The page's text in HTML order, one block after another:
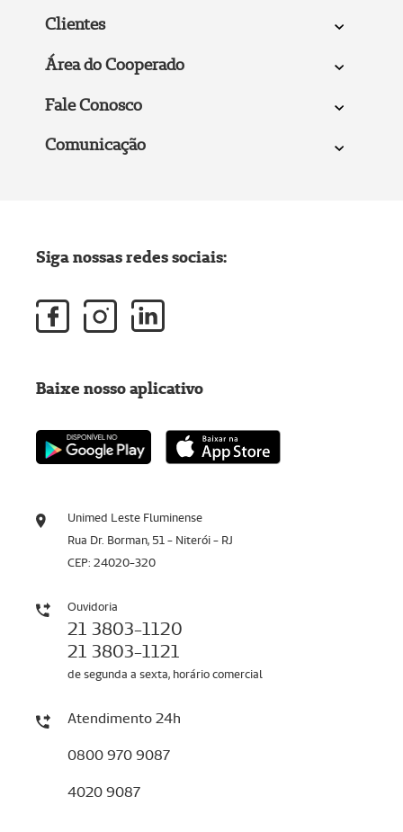
Clientes
Área do Cooperado
Fale Conosco
Comunicação
Unimed Leste Fluminense
Rua Dr. Borman, 51 - Niterói - RJ
CEP: 24020-320
Ouvidoria
21 3803-1120
21 3803-1121
de segunda a sexta, horário comercial
Atendimento 24h
0800 970 9087
4020 9087
Siga nossas redes sociais:
Baixe nosso aplicativo